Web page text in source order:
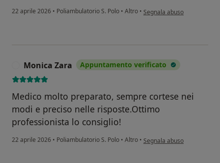
22 aprile 2026 • Poliambulatorio S. Polo • Altro • secondo l'opinione
Segnala abuso
Monica Zara Appuntamento verificato
Medico molto preparato, sempre cortese nei
modi e preciso nelle risposte.Ottimo
professionista lo consiglio!
22 aprile 2026 • Poliambulatorio S. Polo • Altro • secondo l'opinione
Segnala abuso